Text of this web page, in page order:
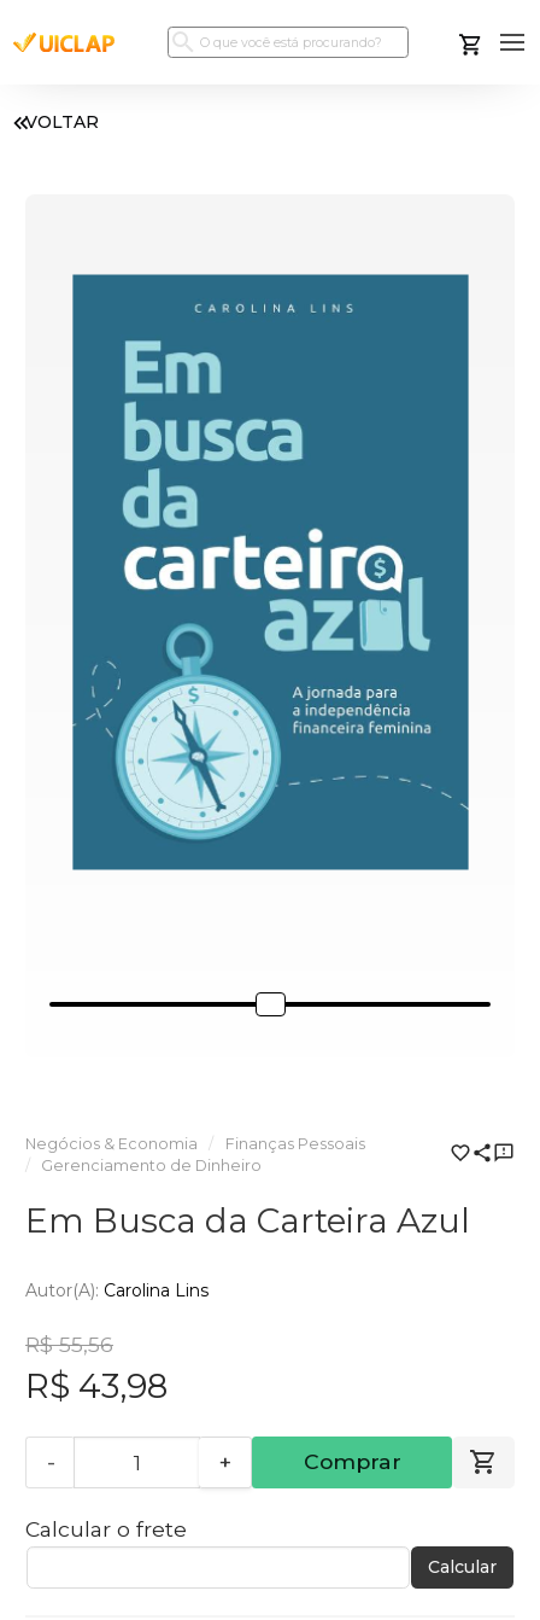
VOLTAR
Negócios & Economia
Finanças Pessoais
Gerenciamento de Dinheiro
Em Busca da Carteira Azul
Autor(a): Carolina Lins
R$ 55,56
R$ 43,98
- + Comprar
Calcular o frete
Calcular